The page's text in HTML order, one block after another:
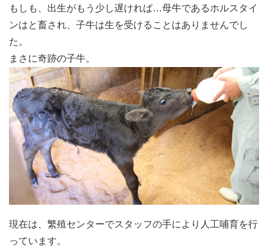
もしも、出生がもう少し遅ければ…母牛であるホルスタイ
ンはと畜され、子牛は生を受けることはありませんでし
た。
まさに奇跡の子牛。
現在は、繁殖センターでスタッフの手により人工哺育を行
っています。